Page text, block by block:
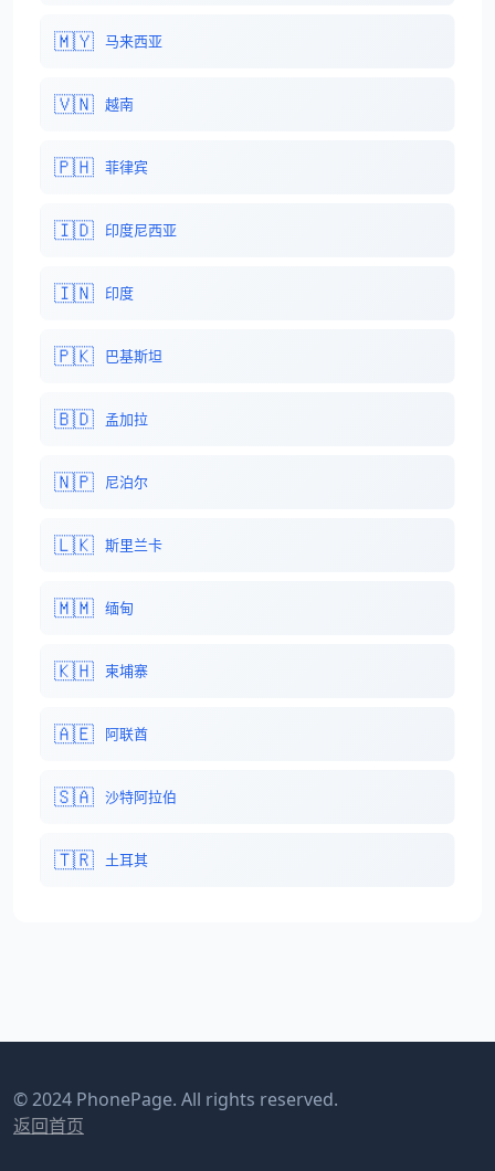
🇲🇾 马来西亚
🇻🇳 越南
🇵🇭 菲律宾
🇮🇩 印度尼西亚
🇮🇳 印度
🇵🇰 巴基斯坦
🇧🇩 孟加拉
🇳🇵 尼泊尔
🇱🇰 斯里兰卡
🇲🇲 缅甸
🇰🇭 柬埔寨
🇦🇪 阿联酋
🇸🇦 沙特阿拉伯
🇹🇷 土耳其
© 2024 PhonePage. All rights reserved.
返回首页